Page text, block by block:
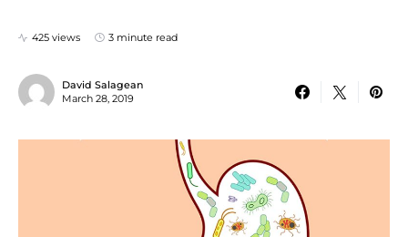
425 views 3 minute read
David Salagean
March 28, 2019